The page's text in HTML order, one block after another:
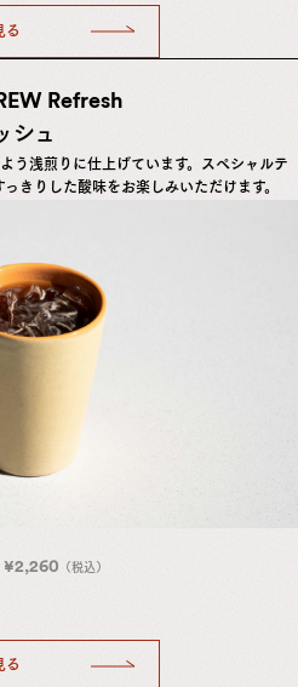
る
Refresh
シュ
う浅煎りに仕上げています。スペシャルテ
きりした酸味をお楽しみいただけます。
¥2,260 （税込）
る